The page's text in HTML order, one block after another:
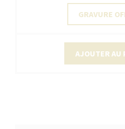
GRAVURE
AJOUTER AU